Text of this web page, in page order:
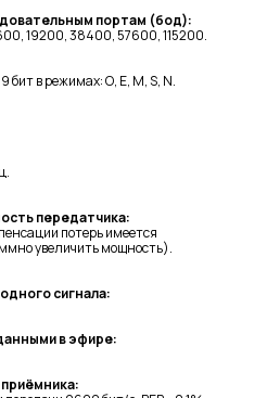
портам (бод):
19200, 38400, 57600, 115200.
бит в режимах: О, Е, М, S, N.
передатчика:
потерь имеется
увеличить мощность).
сигнала:
в эфире: